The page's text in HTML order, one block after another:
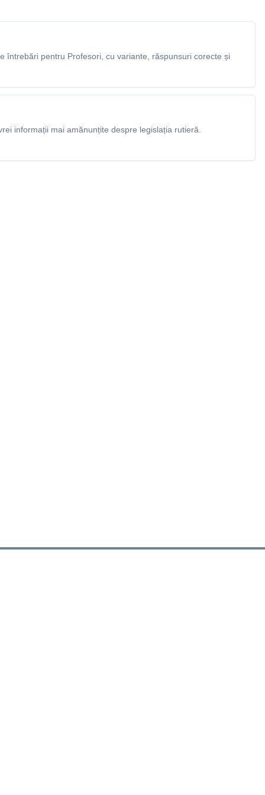
întrebări pentru Profesori, cu variante, răspunsuri corecte și
informații mai amănunțite despre legislația rutieră.